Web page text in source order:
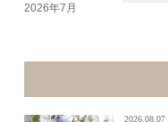
2026年7月
2026.08.07